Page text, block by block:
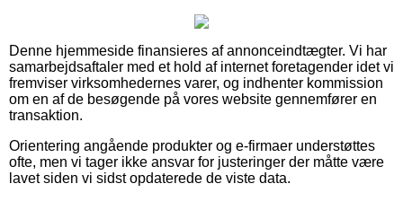
Denne hjemmeside finansieres af annonceindtægter. Vi har
samarbejdsaftaler med et hold af internet foretagender idet vi
fremviser virksomhedernes varer, og indhenter kommission
om en af de besøgende på vores website gennemfører en
transaktion.
Orientering angående produkter og e-firmaer understøttes
ofte, men vi tager ikke ansvar for justeringer der måtte være
lavet siden vi sidst opdaterede de viste data.